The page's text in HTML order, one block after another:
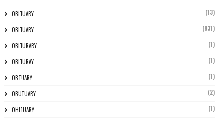
OBITUARY (13)
OBITUARY (831)
OBITURARY (1)
OBITURAY (1)
OBTUARY (1)
OBUTUARY (2)
OHITUARY (1)